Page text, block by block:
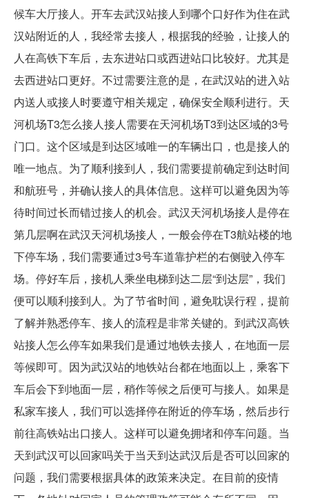
候车大厅接人。开车去武汉站接人到哪个口好作为住在武
汉站附近的人，我经常去接人，根据我的经验，让接人的
人在高铁下车后，去东进站口或西进站口比较好。尤其是
去西进站口更好。不过需要注意的是，在武汉站的进入站
内送人或接人时要遵守相关规定，确保安全顺利进行。天
河机场T3怎么接人接人需要在天河机场T3到达区域的3号
门口。这个区域是到达区域唯一的车辆出口，也是接人的
唯一地点。为了顺利接到人，我们需要提前确定到达时间
和航班号，并确认接人的具体信息。这样可以避免因为等
待时间过长而错过接人的机会。武汉天河机场接人是停在
第几层啊在武汉天河机场接人，一般会停在T3航站楼的地
下停车场，我们需要通过3号车道靠护栏的右侧驶入停车
场。停好车后，接机人乘坐电梯到达二层“到达层”，我们
便可以顺利接到人。为了节省时间，避免耽误行程，提前
了解并熟悉停车、接人的流程是非常关键的。到武汉高铁
站接人怎么停车如果我们是通过地铁去接人，在地面一层
等候即可。因为武汉站的地铁站台都在地面以上，乘客下
车后会下到地面一层，稍作等候之后便可与接人。如果是
私家车接人，我们可以选择停在附近的停车场，然后步行
前往高铁站出口接人。这样可以避免拥堵和停车问题。当
天到武汉可以回家吗关于当天到达武汉后是否可以回家的
问题，我们需要根据具体的政策来决定。在目前的疫情